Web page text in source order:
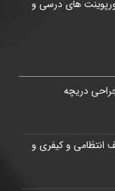
های درسی و
دریچه
انتظامی و کیفری و